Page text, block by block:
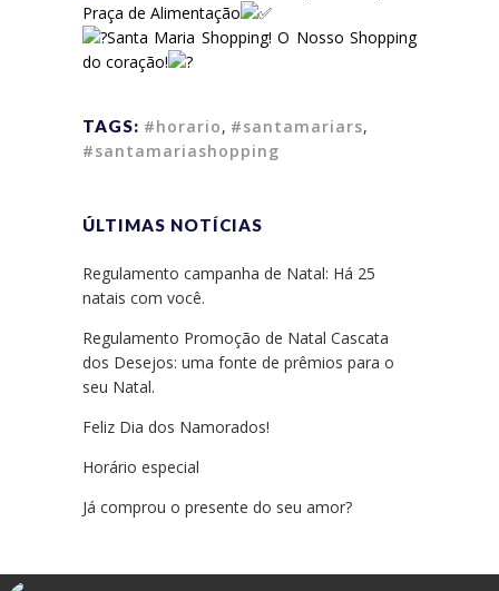
Praça de Alimentação
Santa Maria Shopping! O Nosso Shopping
do coração!
TAGS: #horario, #santamariars,
#santamariashopping
ÚLTIMAS NOTÍCIAS
Regulamento campanha de Natal: Há 25
natais com você.
Regulamento Promoção de Natal Cascata
dos Desejos: uma fonte de prêmios para o
seu Natal.
Feliz Dia dos Namorados!
Horário especial
Já comprou o presente do seu amor?